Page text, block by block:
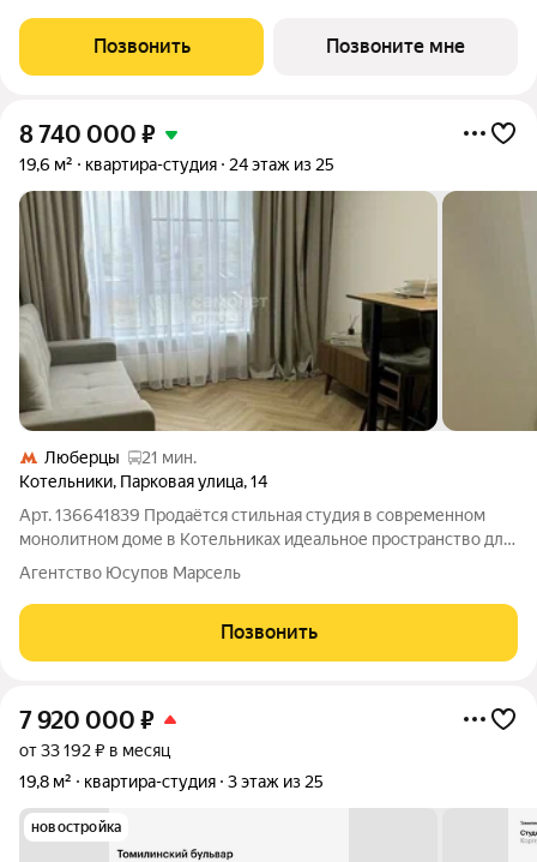
земли, функциональная планировка, большие окна, с отделкой.
Жилой квартал «Кузьминский
Позвонить Позвоните мне
8 740 000 ₽
19,6 м² квартира-студия 24 этаж из 25
Люберцы
21 мин.
Котельники, Парковая улица,14
Арт. 136641839 Продаётся стильная студия в современном
монолитном доме в Котельниках идеальное пространство для
жизни и вдохновения! Продаётся стильная студия в новом
монолитном доме (2025 г. постройки) идеальное решение для
тех, кто ценит порядок,
Агентство Юсупов Марсель
Позвонить
7 920 000 ₽
от 33 192 ₽ в месяц
19,8 м²
квартира-студия 3 этаж из 25
новостройка